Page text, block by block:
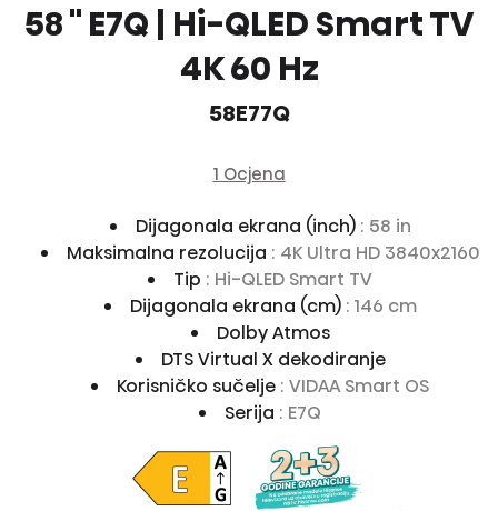
58 '' E7Q | Hi-QLED Smart TV
4K 60 Hz
58E77Q
1 Ocjena
Dijagonala ekrana (inch) : 58 in
Maksimalna rezolucija : 4K Ultra HD 3840x2160
Tip : Hi-QLED Smart TV
Dijagonala ekrana (cm) : 146 cm
Dolby Atmos
DTS Virtual X dekodiranje
Korisničko sučelje : VIDAA Smart OS
Serija : E7Q